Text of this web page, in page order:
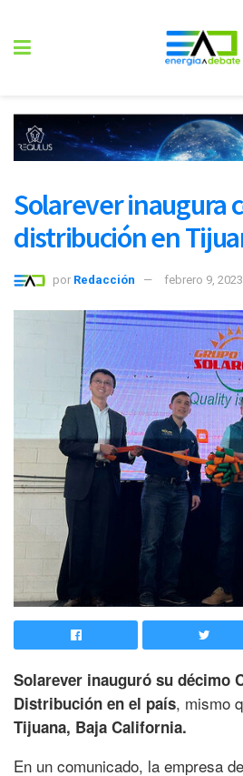
Solarever inaugura
distribución en
por Redacción febrero 9, 2023
Solarever inauguró su décimo
Distribución en el país, mismo
Tijuana, Baja California.
En un comunicado, la empresa